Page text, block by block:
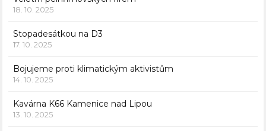
18. 10. 2025
Stopadesátkou na D3
17. 10. 2025
Bojujeme proti klimatickým aktivistům
14. 10. 2025
Kavárna K66 Kamenice nad Lipou
13. 10. 2025